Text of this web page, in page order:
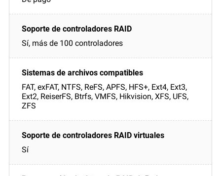
Sí, más de 100 controladores
FAT, exFAT, NTFS, ReFS, APFS, HFS+, Ext4, Ext3,
Ext2, ReiserFS, Btrfs, VMFS, Hikvision, XFS, UFS,
ZFS
Sí